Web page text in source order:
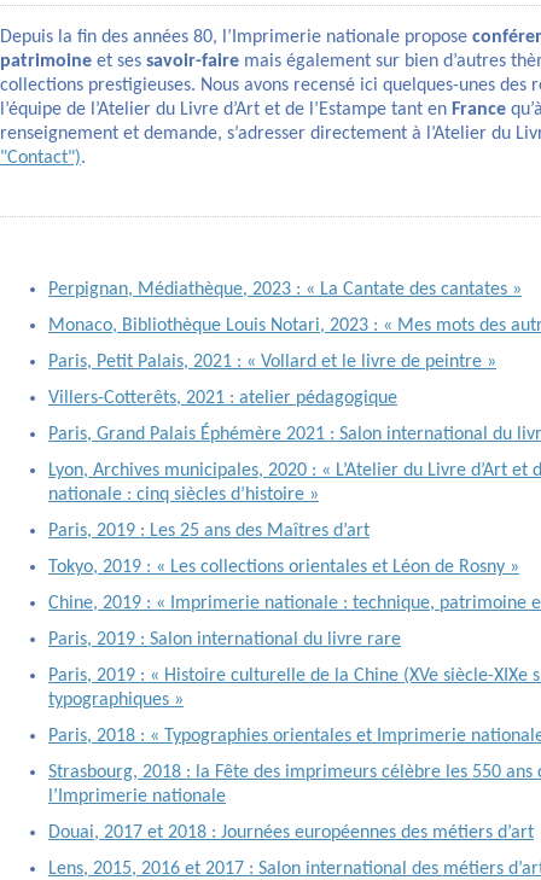
Depuis la fin des années 80, l’Imprimerie nationale propose
patrimoine et ses savoir-faire mais également sur bien d’autres
collections prestigieuses. Nous avons recensé ici quelques-unes des
l’équipe de l’Atelier du Livre d’Art et de l’Estampe tant en France
renseignement et demande, s’adresser directement à l’Atelier du
"Contact").
Perpignan, Médiathèque, 2023 : « La Cantate des cantates »
Monaco, Bibliothèque Louis Notari, 2023 : « Mes mots des
Paris, Petit Palais, 2021 : « Vollard et le livre de peintre »
Villers-Cotterêts, 2021 : atelier pédagogique
Paris, Grand Palais Éphémère 2021 : Salon international du
Lyon, Archives municipales, 2020 : « L’Atelier du Livre d’Art et
nationale : cinq siècles d’histoire »
Paris, 2019 : Les 25 ans des Maîtres d’art
Tokyo, 2019 : « Les collections orientales et Léon de Rosny »
Chine, 2019 : « Imprimerie nationale : technique, patrimoine
Paris, 2019 : Salon international du livre rare
Paris, 2019 : « Histoire culturelle de la Chine (XVe siècle-XIXe
typographiques »
Paris, 2018 : « Typographies orientales et Imprimerie
Strasbourg, 2018 : la Fête des imprimeurs célèbre les 550
l’Imprimerie nationale
Douai, 2017 et 2018 : Journées européennes des métiers d’art
Lens, 2015, 2016 et 2017 : Salon international des métiers